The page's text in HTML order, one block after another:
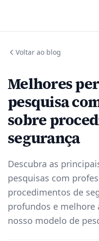
Voltar ao blog
Melhores
pesquisa
sobre
segurança
Descubra as
pesquisas com
procedimentos de
profundos e melhore
nosso modelo de